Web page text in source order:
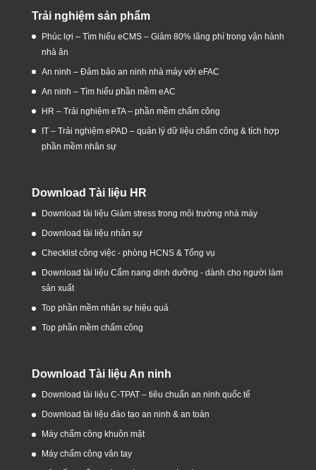
Trải nghiệm sản phẩm
Phúc lợi – Tìm hiểu eCMS – Giảm 80% lãng phí trong vận hành
nhà ăn
An ninh – Đảm bảo an ninh nhà máy với eFAC
An ninh – Tìm hiểu phần mềm eAC
HR – Trải nghiệm eTA – phần mềm chấm công
IT – Trải nghiệm ePAD – quản lý dữ liệu chấm công & tích hợp
phần mềm nhân sự
Download Tài liệu HR
Download tài liệu Giảm stress trong môi trường nhà máy
Download tài liệu nhân sự
Checklist công việc - phòng HCNS & Tổng vụ
Download tài liệu Cẩm nang dinh dưỡng - dành cho người làm
sản xuất
Top phần mềm nhân sự hiệu quả
Top phần mềm chấm công
Download Tài liệu An ninh
Download tài liệu C-TPAT – tiêu chuẩn an ninh quốc tế
Download tài liệu đào tạo an ninh & an toàn
Máy chấm công khuôn mặt
Máy chấm công vân tay